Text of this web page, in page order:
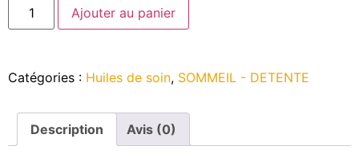
Ajouter au panier
Catégories : Huiles de soin, SOMMEIL - DETENTE
Description Avis (0)